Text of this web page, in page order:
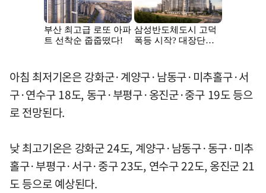
아침 최저기온은 강화군·계양구·남동구·미추홀구·서
구·연수구 18도, 동구·부평구·옹진군·중구 19도 등으
로 전망된다.
낮 최고기온은 강화군 24도, 계양구·남동구·동구·미추
홀구·부평구·서구·중구 23도, 연수구 22도, 옹진군 21
도 등으로 예상된다.